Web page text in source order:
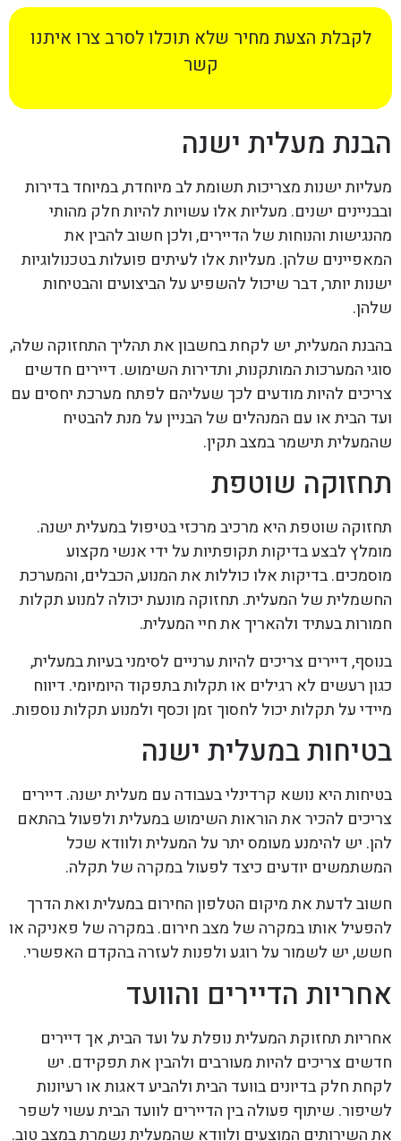
לקבלת הצעת מחיר שלא תוכלו לסרב צרו איתנו
קשר
הבנת מעלית ישנה
מעליות ישנות מצריכות תשומת לב מיוחדת, במיוחד בדירות
ובבניינים ישנים. מעליות אלו עשויות להיות חלק מהותי
מהנגישות והנוחות של הדיירים, ולכן חשוב להבין את
המאפיינים שלהן. מעליות אלו לעיתים פועלות בטכנולוגיות
ישנות יותר, דבר שיכול להשפיע על הביצועים והבטיחות
שלהן.
בהבנת המעלית, יש לקחת בחשבון את תהליך התחזוקה שלה,
סוגי המערכות המותקנות, ותדירות השימוש. דיירים חדשים
צריכים להיות מודעים לכך שעליהם לפתח מערכת יחסים עם
ועד הבית או עם המנהלים של הבניין על מנת להבטיח
שהמעלית תישמר במצב תקין.
תחזוקה שוטפת
תחזוקה שוטפת היא מרכיב מרכזי בטיפול במעלית ישנה.
מומלץ לבצע בדיקות תקופתיות על ידי אנשי מקצוע
מוסמכים. בדיקות אלו כוללות את המנוע, הכבלים, והמערכת
החשמלית של המעלית. תחזוקה מונעת יכולה למנוע תקלות
חמורות בעתיד ולהאריך את חיי המעלית.
בנוסף, דיירים צריכים להיות ערניים לסימני בעיות במעלית,
כגון רעשים לא רגילים או תקלות בתפקוד היומיומי. דיווח
מיידי על תקלות יכול לחסוך זמן וכסף ולמנוע תקלות נוספות.
בטיחות במעלית ישנה
בטיחות היא נושא קרדינלי בעבודה עם מעלית ישנה. דיירים
צריכים להכיר את הוראות השימוש במעלית ולפעול בהתאם
להן. יש להימנע מעומס יתר על המעלית ולוודא שכל
המשתמשים יודעים כיצד לפעול במקרה של תקלה.
חשוב לדעת את מיקום הטלפון החירום במעלית ואת הדרך
להפעיל אותו במקרה של מצב חירום. במקרה של פאניקה או
חשש, יש לשמור על רוגע ולפנות לעזרה בהקדם האפשרי.
אחריות הדיירים והוועד
אחריות תחזוקת המעלית נופלת על ועד הבית, אך דיירים
חדשים צריכים להיות מעורבים ולהבין את תפקידם. יש
לקחת חלק בדיונים בוועד הבית ולהביע דאגות או רעיונות
לשיפור. שיתוף פעולה בין הדיירים לוועד הבית עשוי לשפר
את השירותים המוצעים ולוודא שהמעלית נשמרת במצב טוב.